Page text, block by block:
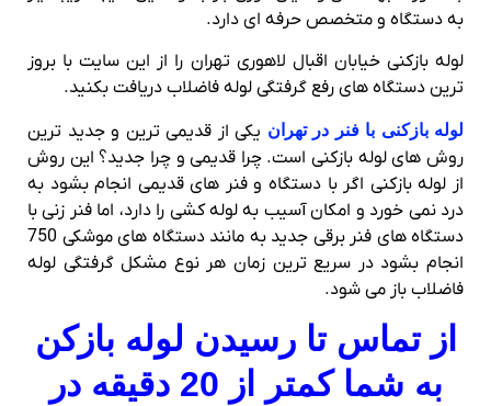
به دستگاه و متخصص حرفه ای دارد.
لوله بازکنی خیابان اقبال لاهوری تهران را از این سایت با بروز
ترین دستگاه های رفع گرفتگی لوله فاضلاب دریافت بکنید.
لوله بازکنی با فنر در تهران یکی از قدیمی ترین و جدید ترین
روش های لوله بازکنی است. چرا قدیمی و چرا جدید؟ این روش
از لوله بازکنی اگر با دستگاه و فنر های قدیمی انجام بشود به
درد نمی خورد و امکان آسیب به لوله کشی را دارد، اما فنر زنی با
دستگاه های فنر برقی جدید به مانند دستگاه های موشکی 750
انجام بشود در سریع ترین زمان هر نوع مشکل گرفتگی لوله
فاضلاب باز می شود.
از تماس تا رسیدن لوله بازکن
به شما کمتر از 20 دقیقه در